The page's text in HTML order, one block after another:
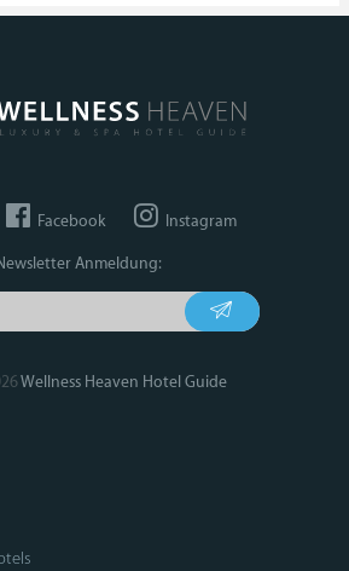
Facebook Instagram
Anmeldung:
Wellness Heaven Hotel Guide